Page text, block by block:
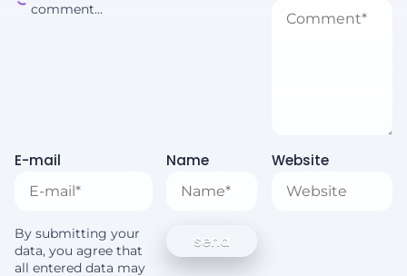
comment...
E-mail Name Website
By submitting your
data, you agree that
all entered data may